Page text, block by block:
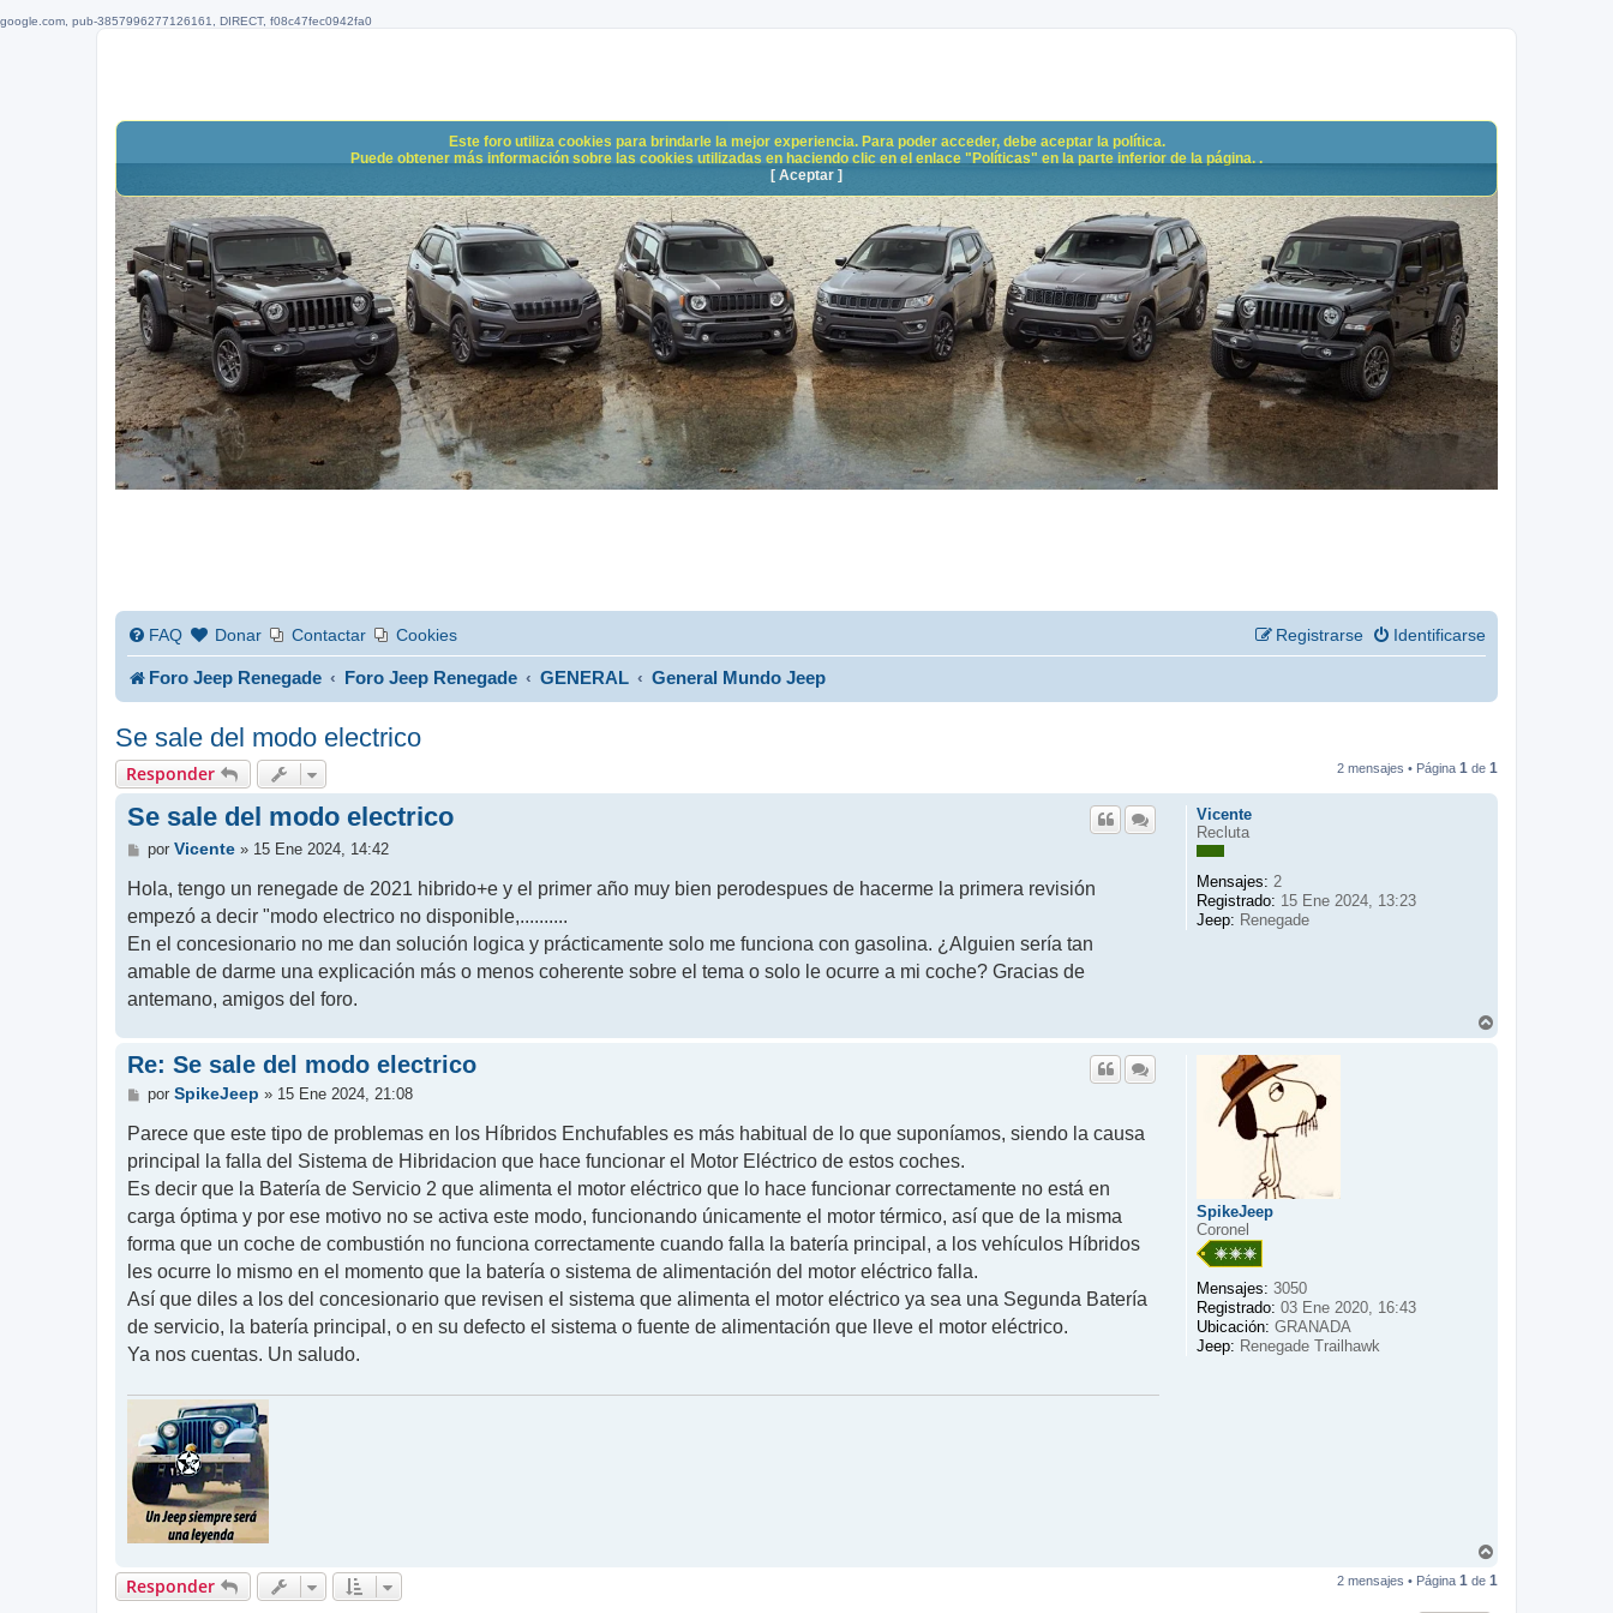
google.com, pub-3857996277126161, DIRECT, f08c47fec0942fa0
FAQ Donar Contactar Cookies Identificarse
Registrarse
Foro Jeep Renegade Foro Jeep Renegade GENERAL General Mundo Jeep
Se sale del modo electrico
Responder 2 mensajes • Página 1 de 1
Vicente
Recluta
Mensajes: 2
Registrado: 15 Ene 2024, 13:23
Jeep: Renegade
Se sale del modo electrico
M
n
a
j
e
por Vicente» 15 Ene 2024, 14:42
Hola, tengo un renegade de 2021 hibrido+e y el primer año muy bien perodespues de hacerme la primera revisión
empezó a decir "modo electrico no disponible,..........
En el concesionario no me dan solución logica y prácticamente solo me funciona con gasolina. ¿Alguien sería tan
amable de darme una explicación más o menos coherente sobre el tema o solo le ocurre a mi coche? Gracias de
antemano, amigos del foro.
SpikeJeep
Coronel
Mensajes: 3050
Registrado: 03 Ene 2020, 16:43
Ubicación: GRANADA
Jeep: Renegade Trailhawk
Re: Se sale del modo electrico
M
n
a
j
e
por SpikeJeep » 15 Ene 2024, 21:08
Parece que este tipo de problemas en los Híbridos Enchufables es más habitual de lo que suponíamos, siendo la causa
principal la falla del Sistema de Hibridacion que hace funcionar el Motor Eléctrico de estos coches.
Es decir que la Batería de Servicio 2 que alimenta el motor eléctrico que lo hace funcionar correctamente no está en
carga óptima y por ese motivo no se activa este modo, funcionando únicamente el motor térmico, así que de la misma
forma que un coche de combustión no funciona correctamente cuando falla la batería principal, a los vehículos Híbridos
les ocurre lo mismo en el momento que la batería o sistema de alimentación del motor eléctrico falla.
Así que diles a los del concesionario que revisen el sistema que alimenta el motor eléctrico ya sea una Segunda Batería
de servicio, la batería principal, o en su defecto el sistema o fuente de alimentación que lleve el motor eléctrico.
Ya nos cuentas. Un saludo.
r
Responder 2 mensajes • Página 1 de 1
Este foro utiliza cookies para brindarle la mejor experiencia. Para poder acceder, debe aceptar la política.
Puede obtener más información sobre las cookies utilizadas en haciendo clic en el enlace "Políticas" en la parte inferior de la página. .
[ Aceptar ]